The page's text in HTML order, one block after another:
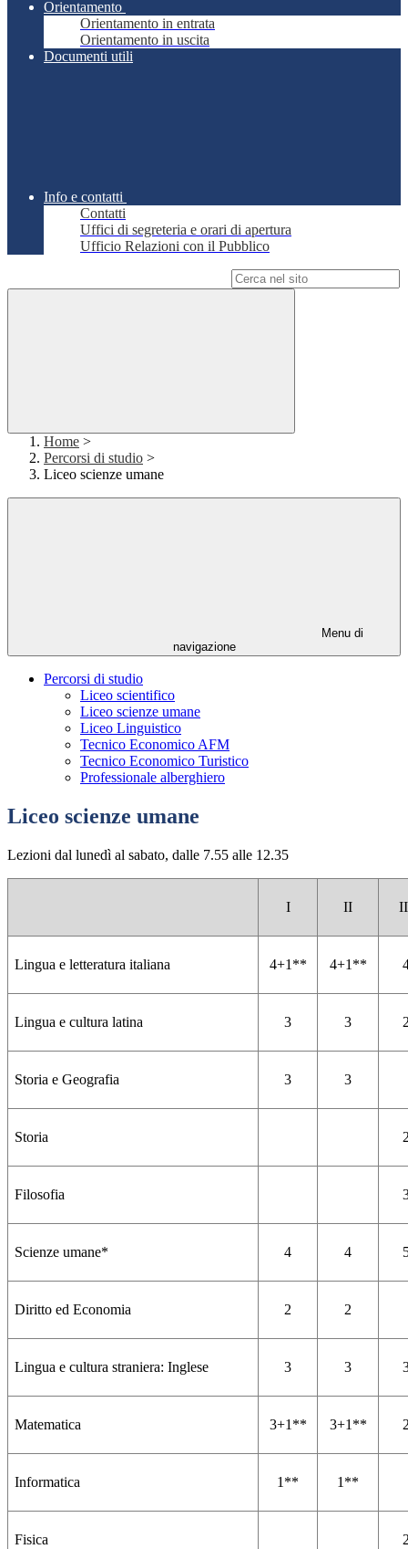
Orientamento
Orientamento in entrata
Orientamento in uscita
Documenti utili
Info e contatti
Contatti
Uffici di segreteria e orari di apertura
Ufficio Relazioni con il Pubblico
Home >
Percorsi di studio >
Liceo scienze umane
Menu di
navigazione
Percorsi di studio
Liceo scientifico
Liceo scienze umane
Liceo Linguistico
Tecnico Economico AFM
Tecnico Economico Turistico
Professionale alberghiero
Liceo scienze umane
Lezioni dal lunedì al sabato, dalle 7.55 alle 12.35
I II
Lingua e letteratura italiana 4+1** 4+1**
Lingua e cultura latina 3 3
Storia e Geografia 3 3
Storia
Filosofia
Scienze umane* 4 4
Diritto ed Economia 2 2
Lingua e cultura straniera: Inglese 3 3
Matematica 3+1** 3+1**
Informatica 1** 1**
Fisica